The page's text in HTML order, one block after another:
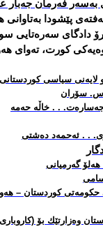
پێشودا
دادگای
لایه‌نی سیاسی
س. سۆران
. . خاڵه‌ حه‌مه‌
. . ئه‌حمه‌د ده‌شتی
گه‌رمیانی
حكومه‌تی كوردستان –
وه‌زارتێك بۆ